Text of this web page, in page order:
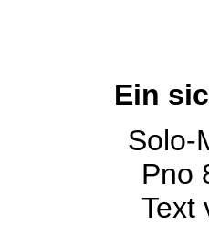
Ein
Solo-
Pno
Text